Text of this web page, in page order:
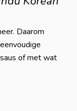
Daarom
of met wat